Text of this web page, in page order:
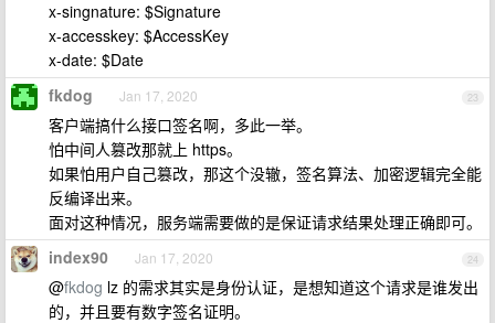
x-singnature: $Signature
x-accesskey: $AccessKey
x-date: $Date
23
fkdog Jan 17, 2020
客户端搞什么接口签名啊，多此一举。
怕中间人篡改那就上 https。
如果怕用户自己篡改，那这个没辙，签名算法、加密逻辑完全能
反编译出来。
面对这种情况，服务端需要做的是保证请求结果处理正确即可。
24
index90 Jan 17, 2020
@fkdog lz 的需求其实是身份认证，是想知道这个请求是谁发出
的，并且要有数字签名证明。